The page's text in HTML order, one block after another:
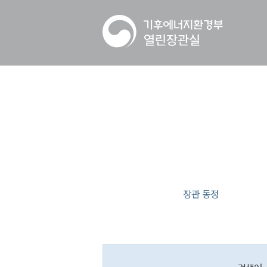
장관 동정